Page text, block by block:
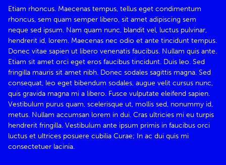
Etiam rhoncus. Maecenas tempus, tellus eget condimentum
rhoncus, sem quam semper libero, sit amet adipiscing sem
neque sed ipsum. Nam quam nunc, blandit vel, luctus pulvinar,
hendrerit id, lorem. Maecenas nec odio et ante tincidunt tempus.
Donec vitae sapien ut libero venenatis faucibus. Nullam quis ante.
Etiam sit amet orci eget eros faucibus tincidunt. Duis leo. Sed
fringilla mauris sit amet nibh. Donec sodales sagittis magna. Sed
consequat, leo eget bibendum sodales, augue velit cursus nunc,
quis gravida magna mi a libero. Fusce vulputate eleifend sapien.
Vestibulum purus quam, scelerisque ut, mollis sed, nonummy id,
metus. Nullam accumsan lorem in dui. Cras ultricies mi eu turpis
hendrerit fringilla. Vestibulum ante ipsum primis in faucibus orci
luctus et ultrices posuere cubilia Curae; In ac dui quis mi
consectetuer lacinia.